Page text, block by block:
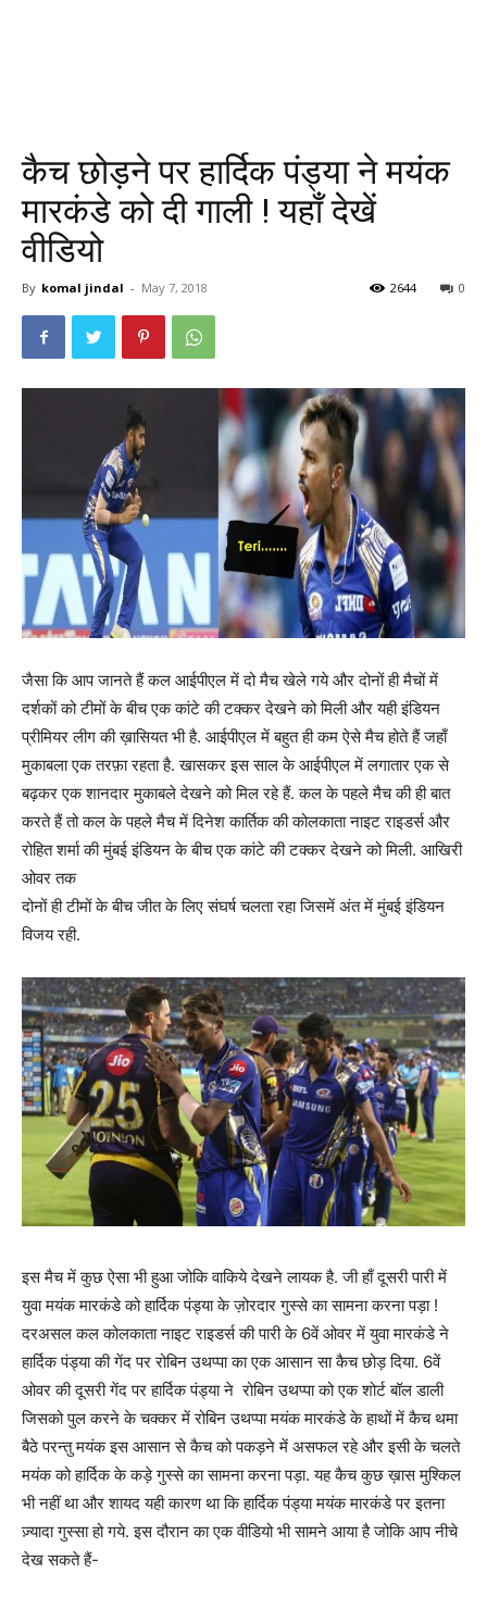
कैच छोड़ने पर हार्दिक पंड्या ने मयंक
मारकंडे को दी गाली ! यहाँ देखें
वीडियो
By komal jindal - May 7, 2018 0
2644
जैसा कि आप जानते हैं कल आईपीएल में दो मैच खेले गये और दोनों ही मैचों में
दर्शकों को टीमों के बीच एक कांटे की टक्कर देखने को मिली और यही इंडियन
प्रीमियर लीग की ख़ासियत भी है. आईपीएल में बहुत ही कम ऐसे मैच होते हैं जहाँ
मुकाबला एक तरफ़ा रहता है. खासकर इस साल के आईपीएल में लगातार एक से
बढ़कर एक शानदार मुकाबले देखने को मिल रहे हैं. कल के पहले मैच की ही बात
करते हैं तो कल के पहले मैच में दिनेश कार्तिक की कोलकाता नाइट राइडर्स और
रोहित शर्मा की मुंबई इंडियन के बीच एक कांटे की टक्कर देखने को मिली. आखिरी
ओवर तक
दोनों ही टीमों के बीच जीत के लिए संघर्ष चलता रहा जिसमें अंत में मुंबई इंडियन
विजय रही.
इस मैच में कुछ ऐसा भी हुआ जोकि वाकिये देखने लायक है. जी हाँ दूसरी पारी में
युवा मयंक मारकंडे को हार्दिक पंड्या के ज़ोरदार गुस्से का सामना करना पड़ा !
दरअसल कल कोलकाता नाइट राइडर्स की पारी के 6वें ओवर में युवा मारकंडे ने
हार्दिक पंड्या की गेंद पर रोबिन उथप्पा का एक आसान सा कैच छोड़ दिया. 6वें
ओवर की दूसरी गेंद पर हार्दिक पंड्या ने रोबिन उथप्पा को एक शोर्ट बॉल डाली
जिसको पुल करने के चक्कर में रोबिन उथप्पा मयंक मारकंडे के हाथों में कैच थमा
बैठे परन्तु मयंक इस आसान से कैच को पकड़ने में असफल रहे और इसी के चलते
मयंक को हार्दिक के कड़े गुस्से का सामना करना पड़ा. यह कैच कुछ ख़ास मुश्किल
भी नहीं था और शायद यही कारण था कि हार्दिक पंड्या मयंक मारकंडे पर इतना
ज़्यादा गुस्सा हो गये. इस दौरान का एक वीडियो भी सामने आया है जोकि आप नीचे
देख सकते हैं-